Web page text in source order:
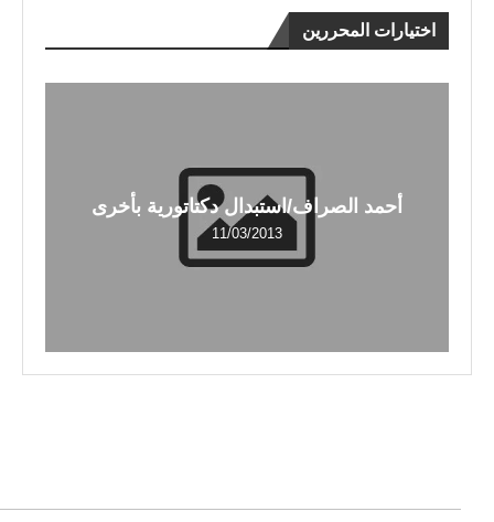
اختيارات المحررين
أحمد الصراف/استبدال دكتاتورية بأخرى
11/03/2013